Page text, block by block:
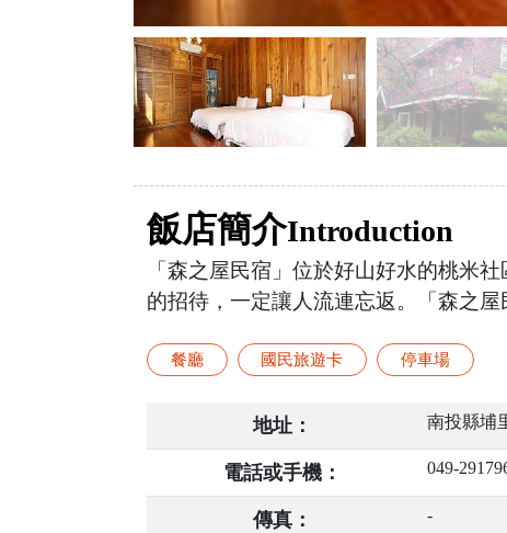
飯店簡介Introduction
「森之屋民宿」位於好山好水的桃米
的招待，一定讓人流連忘返。「森之
餐廳 國民旅遊卡 停車場
地址： 南投縣埔
電話或手機： 049-
傳真： -